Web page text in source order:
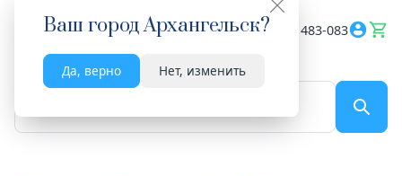
Ваш городАрхангельск?
Да, верно Нет, изменить
Весь сайт 8182 483-083